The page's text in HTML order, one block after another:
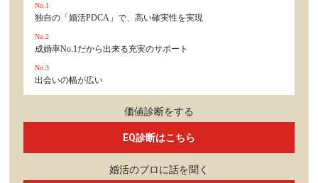
No.1
独自の「婚活PDCA」で、高い確実性を実現
No.2
成婚率No.1だから出来る充実のサポート
No.3
出会いの幅が広い
価値診断をする
EQ診断はこちら
婚活のプロに話を聞く